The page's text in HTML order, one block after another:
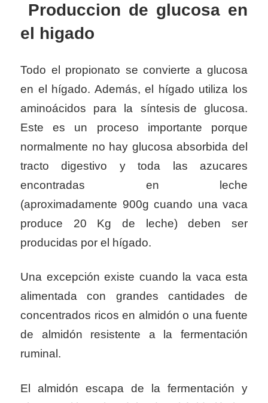
Produccion de glucosa en
el higado
Todo el propionato se convierte a glucosa
en el hígado. Además, el hígado utiliza los
aminoácidos para la síntesis de glucosa.
Este es un proceso importante porque
normalmente no hay glucosa absorbida del
tracto digestivo y toda las azucares
encontradas en leche
(aproximadamente 900g cuando una vaca
produce 20 Kg de leche) deben ser
producidas por el hígado.
Una excepción existe cuando la vaca esta
alimentada con grandes cantidades de
concentrados ricos en almidón o una fuente
de almidón resistente a la fermentación
ruminal.
El almidón escapa de la fermentación y